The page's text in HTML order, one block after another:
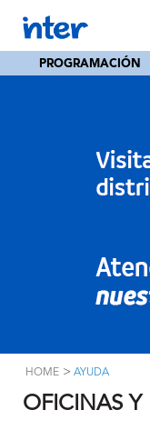
PROGRAMACIÓN
HOME > AYUDA
OFICINAS Y